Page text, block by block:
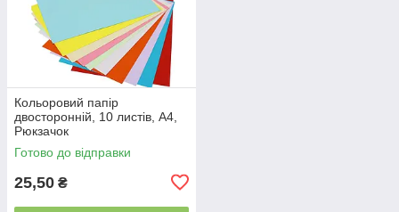
Кольоровий папір
двосторонній, 10 листів, А4,
Рюкзачок
Готово до відправки
25,50 ₴